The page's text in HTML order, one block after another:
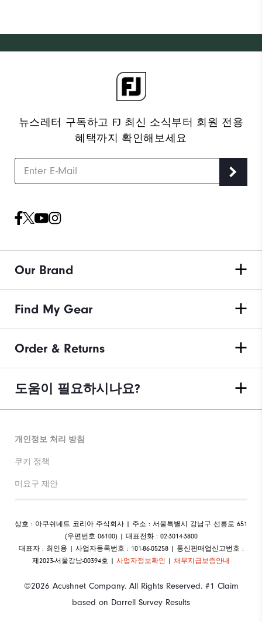
뉴스레터 구독하고 FJ 최신 소식부터 회원 전용
혜택까지 확인해보세요
Our Brand
Find My Gear
Order & Returns
도움이 필요하시나요?
©2026 Acushnet Company. All Rights Reserved. #1 Claim
based on Darrell Survey Results
개인정보 처리 방침
쿠키 정책
미요구 제안
상호 : 아쿠쉬네트 코리아 주식회사 | 주소 : 서울특별시 강남구 선릉로 651
(우편번호 06100) | 대표전화 : 02-3014-3800
대표자 : 최인용 | 사업자등록번호 : 101-86-05258 | 통신판매업신고번호 :
제2023-서울강남-00394호 | 사업자정보확인 | 채무지급보증안내